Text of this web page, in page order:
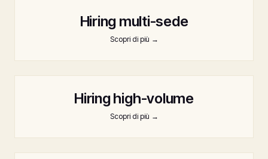
Hiring multi-sede
Scopri di più →
Hiring high-volume
Scopri di più →